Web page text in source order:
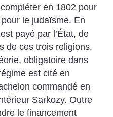
en 1802 pour
le judaïsme. En
payé par l’État, de
de ces trois religions,
obligatoire dans
est cité en
commandé en
Sarkozy. Outre
le financement